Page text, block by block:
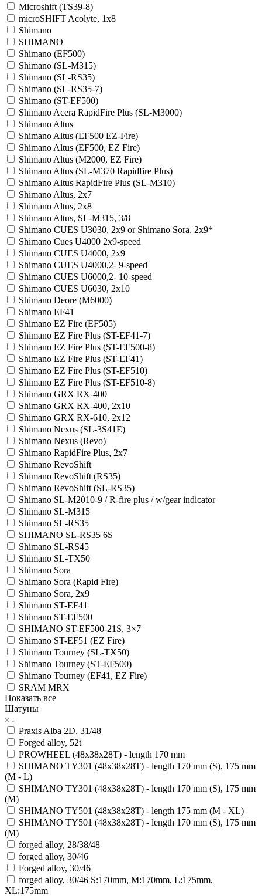
Microshift (TS39-8)
microSHIFT Acolyte, 1x8
Shimano
SHIMANO
Shimano (EF500)
Shimano (SL-M315)
Shimano (SL-RS35)
Shimano (SL-RS35-7)
Shimano (ST-EF500)
Shimano Acera RapidFire Plus (SL-M3000)
Shimano Altus
Shimano Altus (EF500 EZ-Fire)
Shimano Altus (EF500, EZ Fire)
Shimano Altus (M2000, EZ Fire)
Shimano Altus (SL-M370 Rapidfire Plus)
Shimano Altus RapidFire Plus (SL-M310)
Shimano Altus, 2x7
Shimano Altus, 2x8
Shimano Altus, SL-M315, 3/8
Shimano CUES U3030, 2x9 or Shimano Sora, 2x9*
Shimano Cues U4000 2x9-speed
Shimano CUES U4000, 2x9
Shimano CUES U4000,2- 9-speed
Shimano CUES U6000,2- 10-speed
Shimano CUES U6030, 2x10
Shimano Deore (M6000)
Shimano EF41
Shimano EZ Fire (EF505)
Shimano EZ Fire Plus (ST-EF41-7)
Shimano EZ Fire Plus (ST-EF500-8)
Shimano EZ Fire Plus (ST-EF41)
Shimano EZ Fire Plus (ST-EF510)
Shimano EZ Fire Plus (ST-EF510-8)
Shimano GRX RX-400
Shimano GRX RX-400, 2x10
Shimano GRX RX-610, 2x12
Shimano Nexus (SL-3S41E)
Shimano Nexus (Revo)
Shimano RapidFire Plus, 2x7
Shimano RevoShift
Shimano RevoShift (RS35)
Shimano RevoShift (SL-RS35)
Shimano SL-M2010-9 / R-fire plus / w/gear indicator
Shimano SL-M315
Shimano SL-RS35
SHIMANO SL-RS35 6S
Shimano SL-RS45
Shimano SL-TX50
Shimano Sora
Shimano Sora (Rapid Fire)
Shimano Sora, 2x9
Shimano ST-EF41
Shimano ST-EF500
SHIMANO ST-EF500-21S, 3×7
Shimano ST-EF51 (EZ Fire)
Shimano Tourney (SL-TX50)
Shimano Tourney (ST-EF500)
Shimano Tourney (EF41, EZ Fire)
SRAM MRX
Показать все
Шатуны
Praxis Alba 2D, 31/48
Forged alloy, 52t
PROWHEEL (48x38x28T) - length 170 mm
SHIMANO TY301 (48x38x28T) - length 170 mm (S), 175 mm
(M - L)
SHIMANO TY301 (48x38x28T) - length 170 mm (S), 175 mm
(M)
SHIMANO TY501 (48x38x28T) - length 175 mm (M - XL)
SHIMANO TY501 (48x38x28T) - length 170 mm (S), 175 mm
(M)
forged alloy, 28/38/48
forged alloy, 30/46
Forged alloy, 30/46
forged alloy, 30/46 S:170mm, M:170mm, L:175mm,
XL:175mm